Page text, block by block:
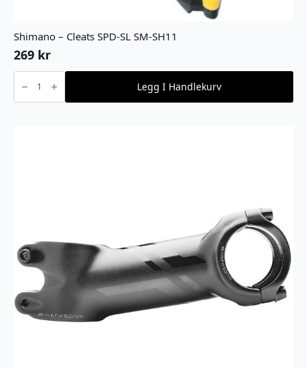
Shimano – Cleats SPD-SL SM-SH11
269 kr
Shimano
Cleats
SPD-
Legg I Handlekurv